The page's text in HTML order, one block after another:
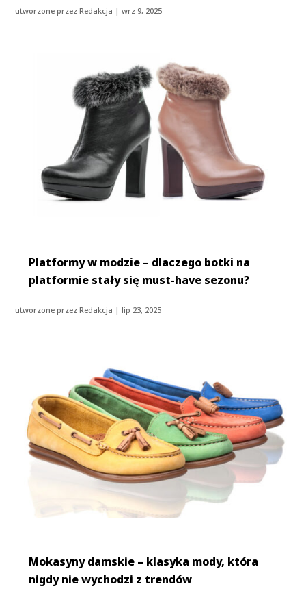
utworzone przezRedakcja |wrz 9, 2025
Platformy w modzie – dlaczego botki na
platformie stały się must-have sezonu?
utworzone przezRedakcja |lip 23, 2025
Mokasyny damskie – klasyka mody, która
nigdy nie wychodzi z trendów